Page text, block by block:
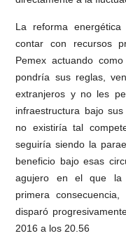
La reforma
contar con recursos
Pemex actuando
pondría sus reglas,
extranjeros y no les
infraestructura bajo
no existiría tal
seguiría siendo la
beneficio bajo esas
agujero en el que la
primera
disparó
2016 a los 20.56